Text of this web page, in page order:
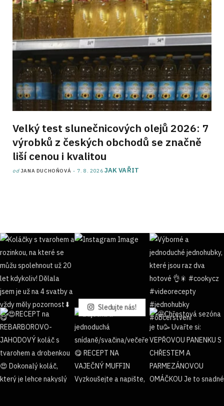
Velký test slunečnicových olejů 2026: 7
výrobků z českých obchodů se značně
liší cenou i kvalitou
od JANA DUCHOŇOVÁ 7. 8. 2026 JAK VAŘIT
Sledujte nás!